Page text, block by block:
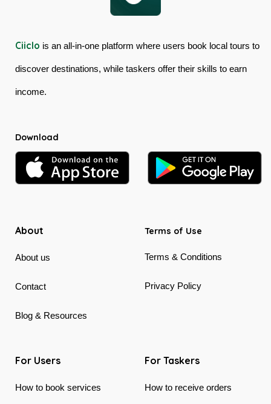
Ciiclo is an all-in-one platform where users book local tours to
discover destinations, while taskers offer their skills to earn
income.
Download
About
About us
Contact
Blog & Resources
Terms of Use
Terms & Conditions
Privacy Policy
For Users
How to book services
For Taskers
How to receive orders